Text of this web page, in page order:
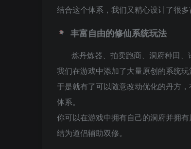
结合这个体系，我们又精心设计了很
丰富自由的修仙系统玩法
炼丹炼器、拍卖跑商、洞府种田
我们在游戏中添加了大量原创的系统
于是就有了可以随意改动优化的丹方
体系。
你可以在游戏中拥有自己的洞府并拥
结为道侣辅助双修。